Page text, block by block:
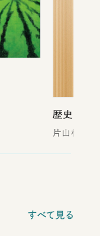
歴史は予
片山杜秀
すべて見る